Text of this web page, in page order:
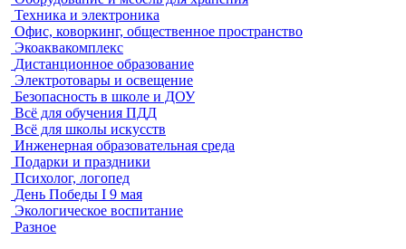
Техника и электроника
Офис, коворкинг, общественное пространство
Экоаквакомплекс
Дистанционное образование
Электротовары и освещение
Безопасность в школе и ДОУ
Всё для обучения ПДД
Всё для школы искусств
Инженерная образовательная среда
Подарки и праздники
Психолог, логопед
День Победы I 9 мая
Экологическое воспитание
Разное